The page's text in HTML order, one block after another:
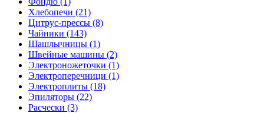
Хлебопечи (21)
Цитрус-прессы (8)
Чайники (143)
Шашлычницы (1)
Швейные машины (2)
Электроножеточки (1)
Электроперечници (1)
Электроплиты (18)
Эпиляторы (22)
Расчески (3)